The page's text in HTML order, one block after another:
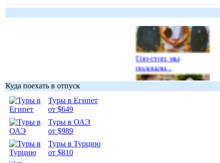
Гоп-стоп, мы
подошли...
Куда поехать в отпуск
Туры в Египет
от $649
Туры в ОАЭ
от $989
Туры в Турцию
от $810